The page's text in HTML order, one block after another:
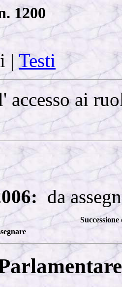
1200
| Testi
accesso ai
da